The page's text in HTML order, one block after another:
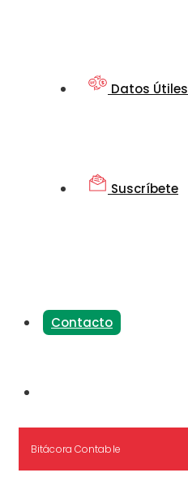
Datos Útiles
Suscríbete
Contacto
Bitácora Contable